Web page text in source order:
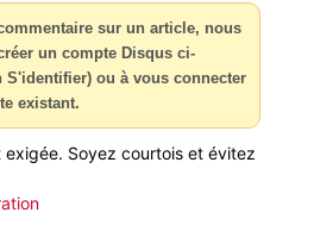
sur un article, nous
un compte Disqus ci-
S'identifier) ou à vous connecter
existant.
Soyez courtois et évitez